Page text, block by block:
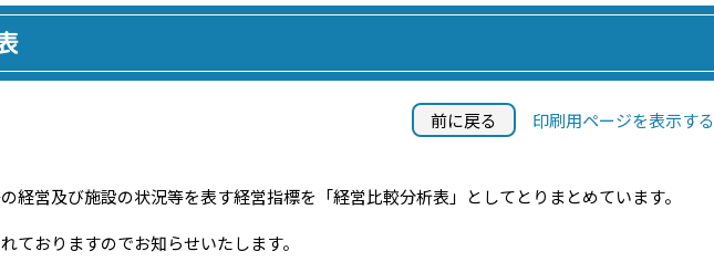
前に戻る 印刷用ページを表示する
経営及び施設の状況等を表す経営指標を「経営比較分析表」としてとりまとめています。
ておりますのでお知らせいたします。